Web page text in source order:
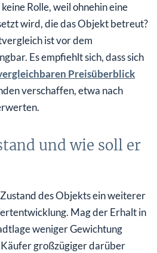
Rolle, weil ohnehin eine
wird, die das Objekt betreut?
ist vor dem
Es empfiehlt sich, dass sich
Preisüberblick
verschaffen, etwa nach
und wie soll er
des Objekts ein weiterer
Mag der Erhalt in
weniger Gewichtung
großzügiger darüber